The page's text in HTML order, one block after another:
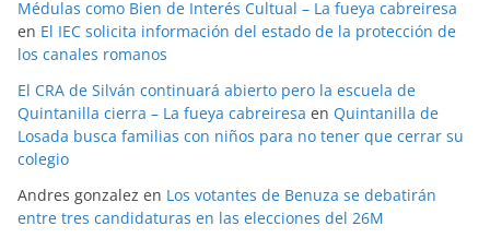
Médulas como Bien de Interés Cultual – La fueya cabreiresa
en El IEC solicita información del estado de la protección de
los canales romanos
El CRA de Silván continuará abierto pero la escuela de
Quintanilla cierra – La fueya cabreiresa en Quintanilla de
Losada busca familias con niños para no tener que cerrar su
colegio
Andres gonzalez en Los votantes de Benuza se debatirán
entre tres candidaturas en las elecciones del 26M